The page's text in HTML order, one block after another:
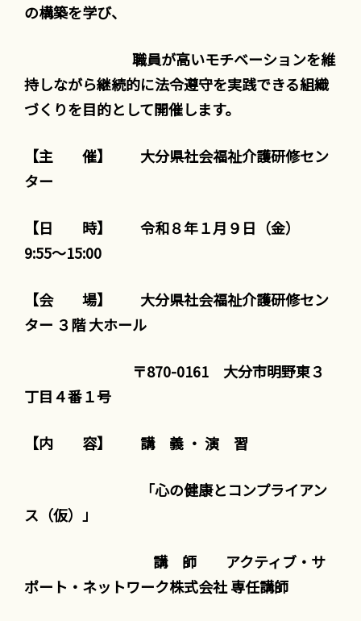
の構築を学び、
職員が高いモチベーションを維
持しながら継続的に法令遵守を実践できる組織
づくりを目的として開催します。
【主 催】 大分県社会福祉介護研修セン
ター
【日 時】 令和８年１月９日（金）
9:55～15:00
【会 場】 大分県社会福祉介護研修セン
ター ３階 大ホール
〒870-0161 大分市明野東３
丁目４番１号
【内 容】 講 義 ・ 演 習
「心の健康とコンプライアン
ス（仮）」
講 師 アクティブ・サ
ポート・ネットワーク株式会社 専任講師